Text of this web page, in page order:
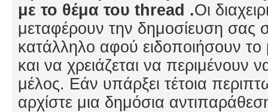
με το θέμα του thread .Οι
μεταφέρουν την δημοσίευση σας
κατάλληλο αφού ειδοποιήσουν
και να χρειάζεται να περιμένουν
μέλος. Εάν υπάρξει τέτοια
αρχίστε μια δημόσια